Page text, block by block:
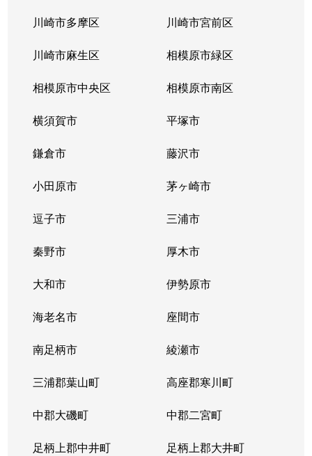
川崎市多摩区 川崎市宮前区
川崎市麻生区 相模原市緑区
相模原市中央区 相模原市南区
横須賀市 平塚市
鎌倉市 藤沢市
小田原市 茅ヶ崎市
逗子市 三浦市
秦野市 厚木市
大和市 伊勢原市
海老名市 座間市
南足柄市 綾瀬市
三浦郡葉山町 高座郡寒川町
中郡大磯町 中郡二宮町
足柄上郡中井町 足柄上郡大井町